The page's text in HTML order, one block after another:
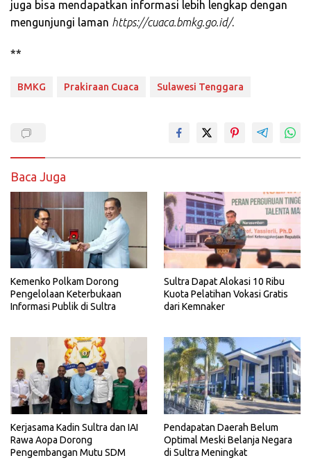
juga bisa mendapatkan informasi lebih lengkap dengan
mengunjungi laman https://cuaca.bmkg.go.id/.
**
BMKG Prakiraan Cuaca Sulawesi Tenggara
Baca Juga
Kemenko Polkam Dorong
Pengelolaan Keterbukaan
Informasi Publik di Sultra
Sultra Dapat Alokasi 10 Ribu
Kuota Pelatihan Vokasi Gratis
dari Kemnaker
Kerjasama Kadin Sultra dan IAI
Rawa Aopa Dorong
Pengembangan Mutu SDM
Pendapatan Daerah Belum
Optimal Meski Belanja Negara
di Sultra Meningkat